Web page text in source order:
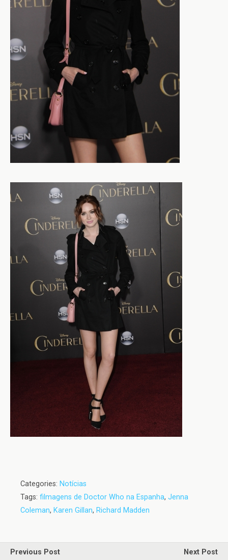
Categories: Notícias
Tags: filmagens de Doctor Who na Espanha, Jenna
Coleman, Karen Gillan, Richard Madden
Previous Post
Next Post